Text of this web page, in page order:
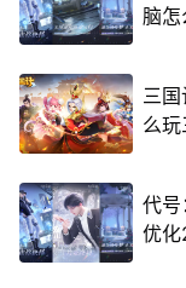
脑
三
么
代号
优